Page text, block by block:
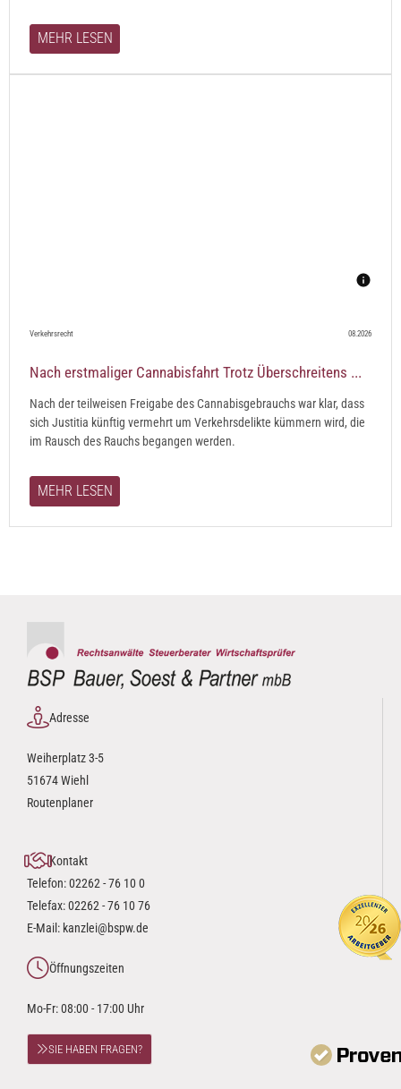
MEHR LESEN
Verkehrsrecht 08.2026
Nach erstmaliger Cannabisfahrt Trotz Überschreitens ...
Nach der teilweisen Freigabe des Cannabisgebrauchs war klar, dass
sich Justitia künftig vermehrt um Verkehrsdelikte kümmern wird, die
im Rausch des Rauchs begangen werden.
MEHR LESEN
Adresse
Weiherplatz 3-5
51674 Wiehl
Routenplaner
Kontakt
Telefon:02262 - 76 10 0
Telefax: 02262 - 76 10 76
E-Mail: kanzlei@bspw.de
Öffnungszeiten
Mo-Fr: 08:00 - 17:00 Uhr
SIE HABEN FRAGEN?